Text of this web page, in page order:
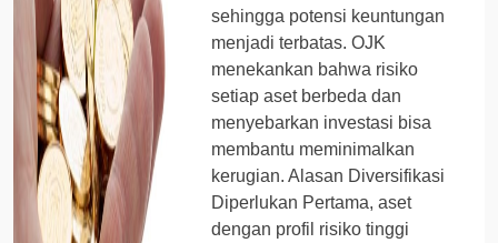
sehingga potensi keuntungan
menjadi terbatas. OJK
menekankan bahwa risiko
setiap aset berbeda dan
menyebarkan investasi bisa
membantu meminimalkan
kerugian. Alasan Diversifikasi
Diperlukan Pertama, aset
dengan profil risiko tinggi